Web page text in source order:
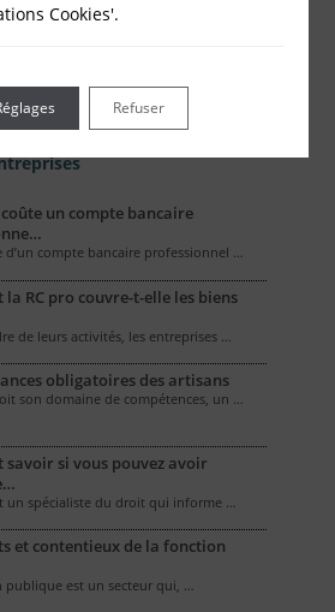
un compte bancaire
d’un compte bancaire professionnel …
la RC pro couvre-t-elle les biens
de leurs activités, les entreprises …
obligatoires des artisans
son domaine de compétences, un …
savoir si vous pouvez avoir
un spécialiste du droit qui informe …
et contentieux de la fonction
publique est un secteur qui, …
Cookies'.
Refuser